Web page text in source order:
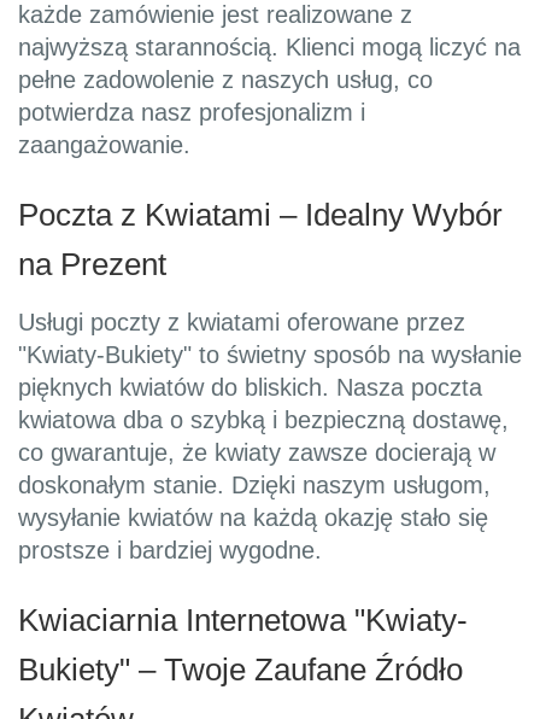
każde zamówienie jest realizowane z
najwyższą starannością. Klienci mogą liczyć na
pełne zadowolenie z naszych usług, co
potwierdza nasz profesjonalizm i
zaangażowanie.
Poczta z Kwiatami – Idealny Wybór
na Prezent
Usługi poczty z kwiatami oferowane przez
"Kwiaty-Bukiety" to świetny sposób na wysłanie
pięknych kwiatów do bliskich. Nasza poczta
kwiatowa dba o szybką i bezpieczną dostawę,
co gwarantuje, że kwiaty zawsze docierają w
doskonałym stanie. Dzięki naszym usługom,
wysyłanie kwiatów na każdą okazję stało się
prostsze i bardziej wygodne.
Kwiaciarnia Internetowa "Kwiaty-
Bukiety" – Twoje Zaufane Źródło